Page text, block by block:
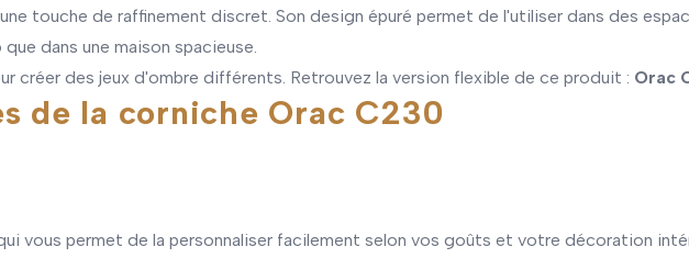
touche de raffinement discret. Son design épuré permet de l'utiliser dans des
dans une maison spacieuse.
créer des jeux d'ombre différents. Retrouvez la version flexible de ce produit : Orac
de la corniche Orac C230
vous permet de la personnaliser facilement selon vos goûts et votre décoration